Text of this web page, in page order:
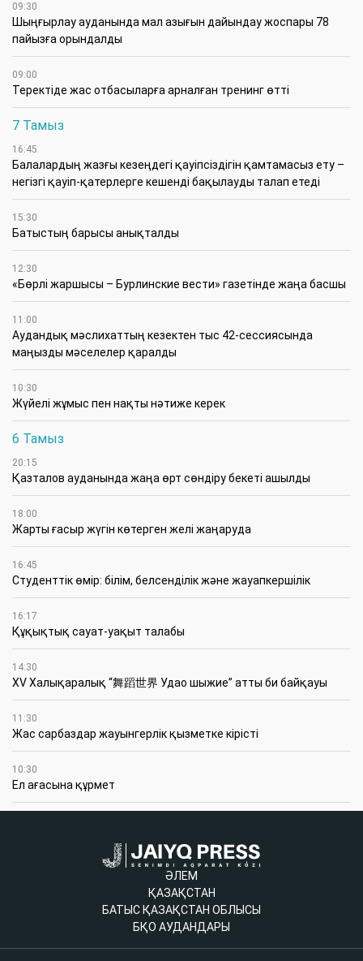
09:30
​Шыңғырлау ауданында мал азығын дайындау жоспары 78
пайызға орындалды
09:00
​Теректіде жас отбасыларға арналған тренинг өтті
7 Тамыз
16:45
Балалардың жазғы кезеңдегі қауіпсіздігін қамтамасыз ету –
негізгі қауіп-қатерлерге кешенді бақылауды талап етеді
15:30
Батыстың барысы анықталды
12:30
«Бөрлі жаршысы – Бурлинские вести» газетінде жаңа басшы
11:00
Аудандық мәслихаттың кезектен тыс 42-сессиясында
маңызды мәселелер қаралды
10:30
Жүйелі жұмыс пен нақты нәтиже керек
6 Тамыз
20:15
Қазталов ауданында жаңа өрт сөндіру бекеті ашылды
18:00
Жарты ғасыр жүгін көтерген желі жаңаруда
16:45
Студенттік өмір: білім, белсенділік және жауапкершілік
16:17
Құқықтық сауат-уақыт талабы
14:30
XV Халықаралық “舞蹈世界 Удао шыжие” атты би байқауы
11:30
Жас сарбаздар жауынгерлік қызметке кірісті
10:30
Ел ағасына құрмет
ӘЛЕМ
ҚАЗАҚСТАН
БАТЫС ҚАЗАҚСТАН ОБЛЫСЫ
БҚО АУДАНДАРЫ